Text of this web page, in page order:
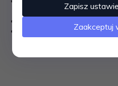
umieszczanie dokumentów
wymiary zewnętrzne:
Zapisz
Zaakceptuj